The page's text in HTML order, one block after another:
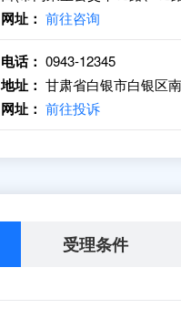
网址： 前往咨询
电话： 0943-12345
地址： 甘肃省白银市白银区
网址： 前往投诉
受理条件